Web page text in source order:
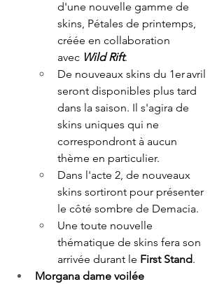
d'une nouvelle gamme de
skins, Pétales de printemps,
créée en collaboration
avec Wild Rift.
De nouveaux skins du 1er avril
seront disponibles plus tard
dans la saison. Il s'agira de
skins uniques qui ne
correspondront à aucun
thème en particulier.
Dans l'acte 2, de nouveaux
skins sortiront pour présenter
le côté sombre de Demacia.
Une toute nouvelle
thématique de skins fera son
arrivée durant le First Stand.
Morgana dame voilée